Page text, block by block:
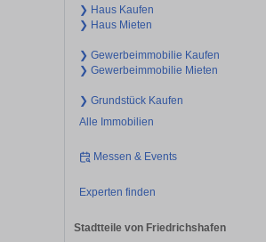
❯ Haus Kaufen
❯ Haus Mieten
❯ Gewerbeimmobilie Kaufen
❯ Gewerbeimmobilie Mieten
❯ Grundstück Kaufen
Alle Immobilien
Messen & Events
Experten finden
Stadtteile von Friedrichshafen